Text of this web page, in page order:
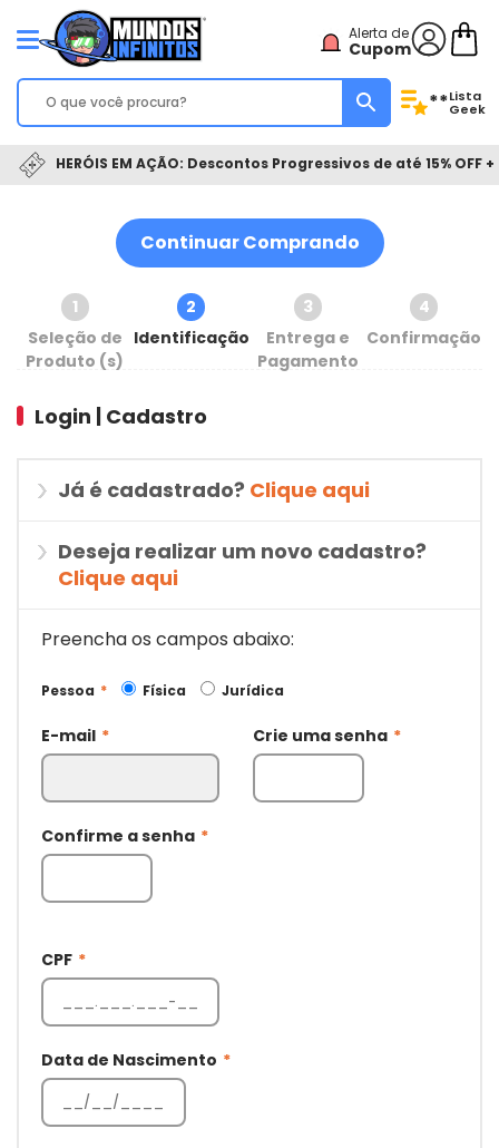
Alerta de
Cupom
**Lista
Geek
HERÓIS EM AÇÃO: Descontos Progressivos de até 15% OFF
Continuar Comprando
1
Seleção de
Produto (s)
2
Identificação
3
Entrega e
Pagamento
4
Confirmação
Login | Cadastro
Já é cadastrado? Clique aqui
Deseja realizar um novo cadastro?
Clique aqui
Preencha os campos abaixo:
Pessoa * Física Jurídica
E-mail * Crie uma senha *
Confirme a senha *
CPF *
Data de Nascimento *